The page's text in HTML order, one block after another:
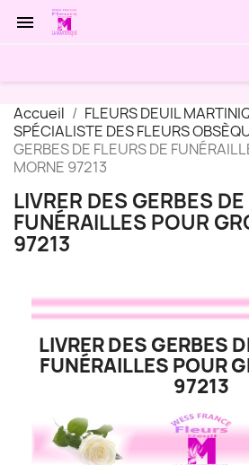

Accueil
FLEURS DEUIL
SPÉCIALISTE DES FLEURS
GERBES DE FLEURS DE
MORNE 97213
LIVRER DES GERBES
FUNÉRAILLES POUR
97213
LIVRER DES GERBES
FUNÉRAILLES POUR
97213